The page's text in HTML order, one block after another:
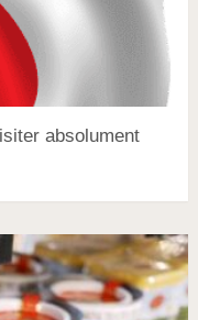
absolument